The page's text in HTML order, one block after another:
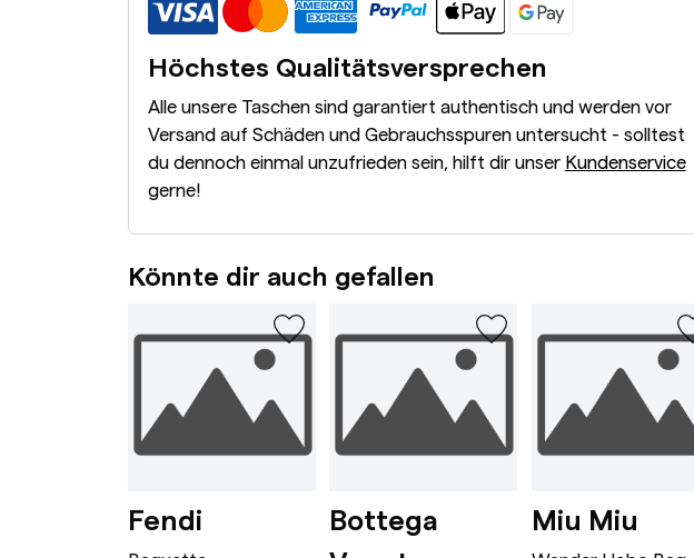
Höchstes Qualitätsversprechen
Alle unsere Taschen sind garantiert authentisch und werden vor
Versand auf Schäden und Gebrauchsspuren untersucht - solltest
du dennoch einmal unzufrieden sein, hilft dir unser Kundenservice
gerne!
Könnte dir auch gefallen
Caramel
Dionysus Bag Mini Bordeaux
FendiBaguette Avocado
Bottega
Miu Miu